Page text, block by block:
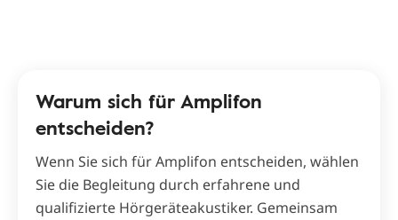
Warum sich für Amplifon
entscheiden?
Wenn Sie sich für Amplifon entscheiden, wählen
Sie die Begleitung durch erfahrene und
qualifizierte Hörgeräteakustiker. Gemeinsam